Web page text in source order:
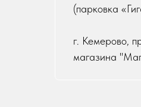
(парковка
г. Кемерово,
магазина